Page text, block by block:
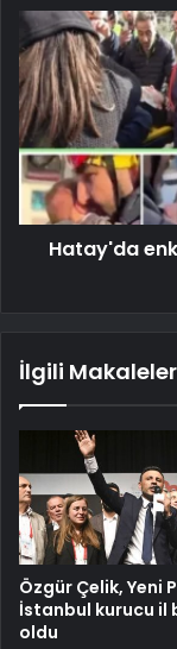
Hatay'da
İlgili Makaleler
Özgür Çelik, Yeni
İstanbul kurucu il
oldu